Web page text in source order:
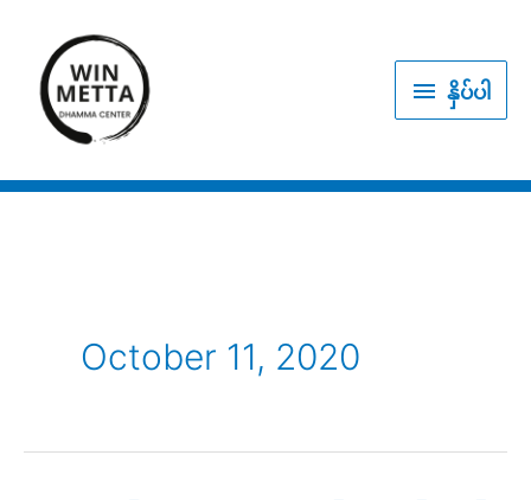
content
နှိပ် နှိပ်ပါ
October 11, 2020